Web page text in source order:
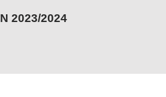
2023/2024